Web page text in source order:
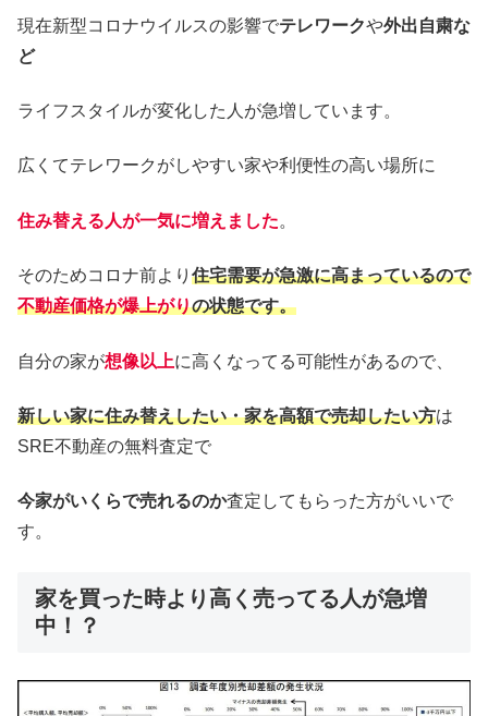
現在新型コロナウイルスの影響でテレワークや外出自粛な
ど
ライフスタイルが変化した人が急増しています。
広くてテレワークがしやすい家や利便性の高い場所に
住み替える人が一気に増えました。
そのためコロナ前より 住宅需要が急激に高まっているので
不動産価格が爆上がりの状態です。
自分の家が想像以上に高くなってる可能性があるので、
新しい家に住み替えしたい・家を高額で売却したい方は
SRE不動産の無料査定で
今家がいくらで売れるのか査定してもらった方がいいで
す。
家を買った時より高く売ってる人が急増
中！？